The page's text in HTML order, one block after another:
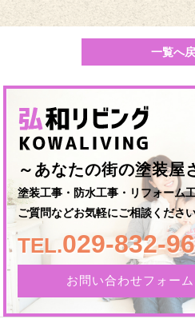
一覧へ
～あなたの街の塗装屋
塗装工事・防水工事・リフォーム
ご質問などお気軽にご相談ください
TEL.029-832-
お問い合わせフォーム